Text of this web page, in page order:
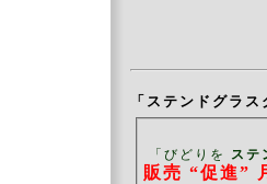
「ステンドグラ
「びどりを ステ
販売 “促進”